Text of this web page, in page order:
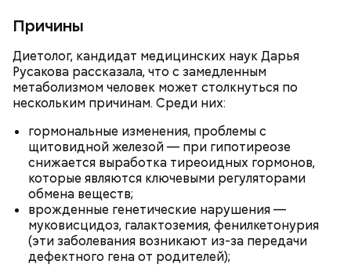
Причины
Диетолог, кандидат медицинских наук Дарья
Русакова рассказала, что с замедленным
метаболизмом человек может столкнуться по
нескольким причинам. Среди них:
гормональные изменения, проблемы с
щитовидной железой — при гипотиреозе
снижается выработка тиреоидных гормонов,
которые являются ключевыми регуляторами
обмена веществ;
врожденные генетические нарушения —
муковисцидоз, галактоземия, фенилкетонурия
(эти заболевания возникают из-за передачи
дефектного гена от родителей);